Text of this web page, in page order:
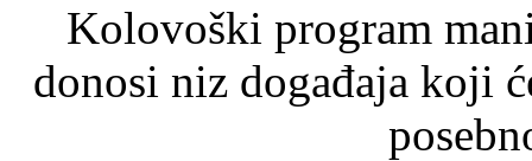
Kolovoški program
donosi niz događaja koji